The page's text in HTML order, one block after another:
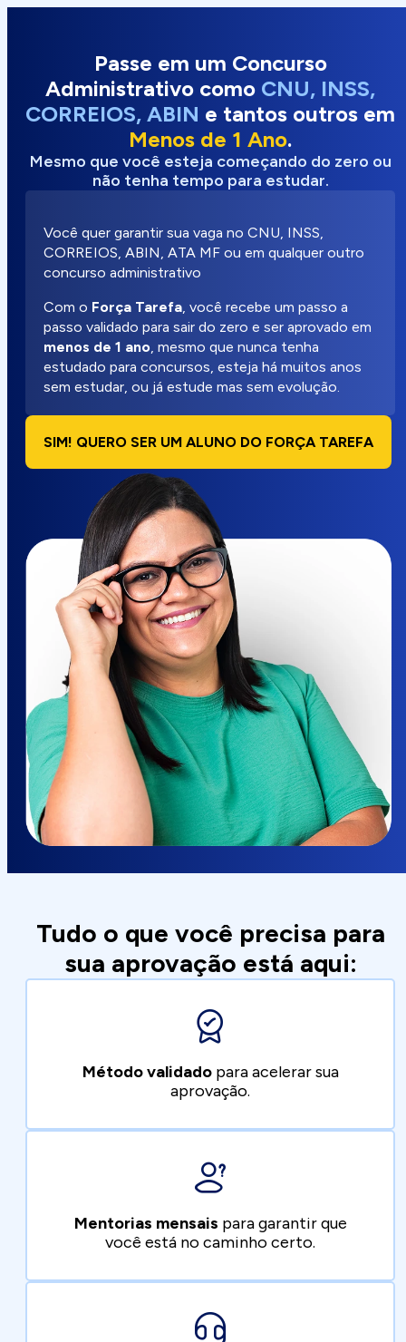
Passe em um Concurso
Administrativo como CNU, INSS,
CORREIOS, ABIN e tantos outros em
Menos de 1 Ano.
Mesmo que você esteja começando do zero ou
não tenha tempo para estudar.
Você quer garantir sua vaga no CNU, INSS,
CORREIOS, ABIN, ATA MF ou em qualquer outro
concurso administrativo
Com o Força Tarefa, você recebe um passo a
passo validado para sair do zero e ser aprovado em
menos de 1 ano, mesmo que nunca tenha
estudado para concursos, esteja há muitos anos
sem estudar, ou já estude mas sem evolução.
SIM! QUERO SER UM ALUNO DO FORÇA TAREFA
Tudo o que você precisa para
sua aprovação está aqui:
Método validadopara acelerar sua
aprovação.
Mentorias mensais para garantir que
você está no caminho certo.